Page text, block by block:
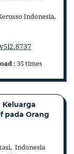
Indonesia,
: 35 times
pada Orang
Indonesia